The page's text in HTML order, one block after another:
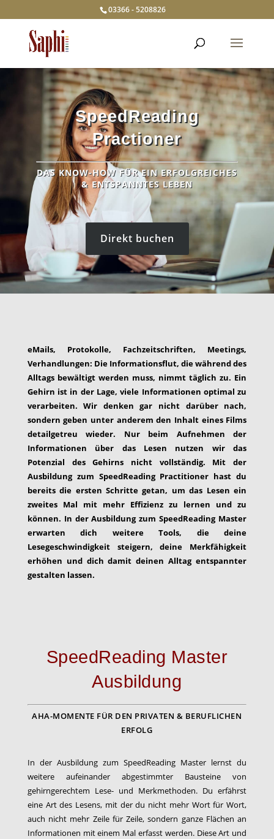
03366 - 5208826
SpeedReading
Practioner
DAS KNOW-HOW FÜR EIN ERFOLGREICHES
& ENTSPANNTES LEBEN
Direkt buchen
eMails, Protokolle, Fachzeitschriften, Meetings,
Verhandlungen: Die Informationsflut, die während des
Alltags bewältigt werden muss, nimmt täglich zu. Ein
Gehirn ist in der Lage, viele Informationen optimal zu
verarbeiten. Wir denken gar nicht darüber nach,
sondern geben unter anderem den Inhalt eines Films
detailgetreu wieder. Nur beim Aufnehmen der
Informationen über das Lesen nutzen wir das
Potenzial des Gehirns nicht vollständig. Mit der
Ausbildung zum SpeedReading Practitioner hast du
bereits die ersten Schritte getan, um das Lesen ein
zweites Mal mit mehr Effizienz zu lernen und zu
können. In der Ausbildung zum SpeedReading Master
erwarten dich weitere Tools, die deine
Lesegeschwindigkeit steigern, deine Merkfähigkeit
erhöhen und dich damit deinen Alltag entspannter
gestalten lassen.
SpeedReading Master
Ausbildung
AHA-MOMENTE FÜR DEN PRIVATEN & BERUFLICHEN
ERFOLG
In der Ausbildung zum SpeedReading Master lernst du
weitere aufeinander abgestimmter Bausteine von
gehirngerechtem Lese- und Merkmethoden. Du erfährst
eine Art des Lesens, mit der du nicht mehr Wort für Wort,
auch nicht mehr Zeile für Zeile, sondern ganze Flächen an
Informationen mit einem Mal erfasst werden. Diese Art und